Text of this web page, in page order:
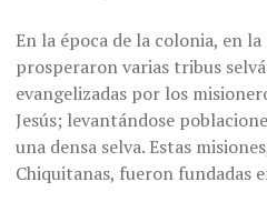
En la época de la colonia, en
prosperaron varias tribus
evangelizadas por los
Jesús; levantándose
una densa selva. Estas
Chiquitanas, fueron fundadas